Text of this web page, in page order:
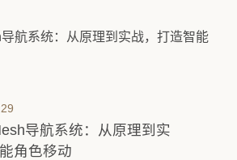
导航系统：从原理到实
角色移动